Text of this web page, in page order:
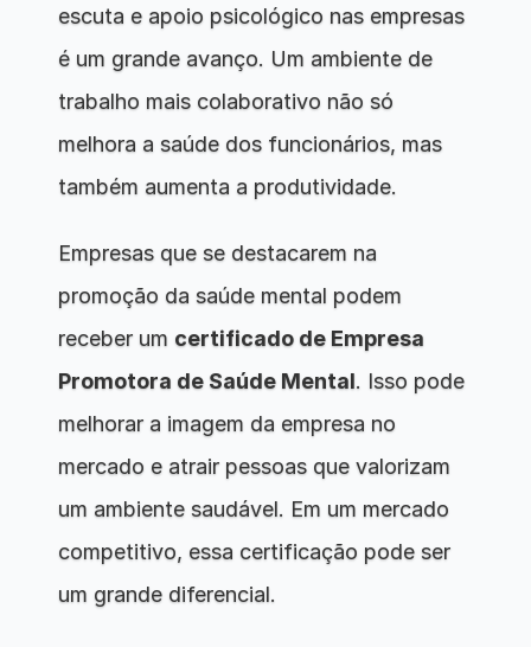
escuta e apoio psicológico nas empresas
é um grande avanço. Um ambiente de
trabalho mais colaborativo não só
melhora a saúde dos funcionários, mas
também aumenta a produtividade.
Empresas que se destacarem na
promoção da saúde mental podem
receber um certificado de Empresa
Promotora de Saúde Mental. Isso pode
melhorar a imagem da empresa no
mercado e atrair pessoas que valorizam
um ambiente saudável. Em um mercado
competitivo, essa certificação pode ser
um grande diferencial.